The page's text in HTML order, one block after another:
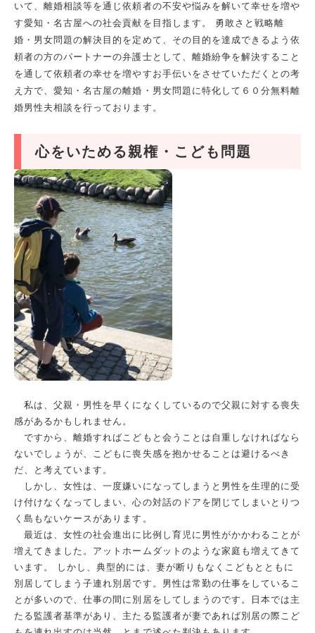
いて、離婚相談等を通じ依頼者の不安や悩みを解いて幸せを増や
す愛知・名古屋への社会貢献を目指します。 勇敢さと戦略離
婚・男女問題の解決目的を定めて、その目的を達成できるよう依
頼者の方のパートナーの弁護士として、離婚紛争を解決すること
を通して依頼者の幸せを増やすお手伝いをさせていただくとの考
え方で、愛知・名古屋の離婚・男女問題に特化して６０分無料離
婚男性夫相談を行っております。
心をいためる親権・こども問題
私は、父親・男性を早くになくしているので父親に対する喪失
感があるかもしれません。
ですから、離婚すればこどもと会うことは自重しなければなら
ないでしょうが、こどもに喪失感を抱かせることは避けるべき
だ、と考えています。
しかし、女性は、一度嫌いになってしまうと男性を生理的に受
け付けなくなってしまい、心の対話のドアを閉じてしまいとりつ
く島もないケースがあります。
最近は、女性の社会進出に比例し育児に男性がかかわることが
増えてきました。アットホームダットのような家庭も増えてきて
います。 しかし、典型的には、妻が断りもなくこどもとともに
別居してしまう子連れ別居です。男性は常勤の仕事をしているこ
とが多いので、仕事の間に別居をしてしまうのです。日本では主
たる監護者基準があり、主たる監護者が妻であれば別居の際こど